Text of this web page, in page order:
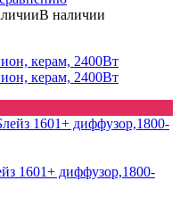
В наличии
1601+ диффузор,1800-